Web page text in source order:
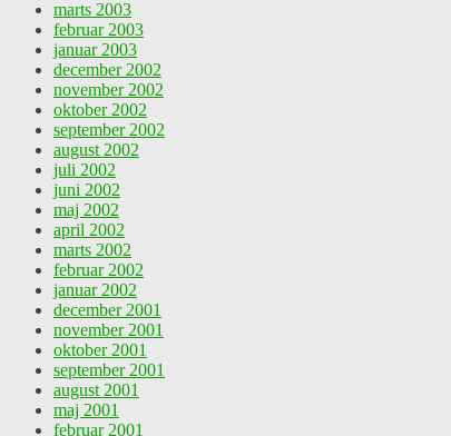
marts 2003
februar 2003
januar 2003
december 2002
november 2002
oktober 2002
september 2002
august 2002
juli 2002
juni 2002
maj 2002
april 2002
marts 2002
februar 2002
januar 2002
december 2001
november 2001
oktober 2001
september 2001
august 2001
maj 2001
februar 2001